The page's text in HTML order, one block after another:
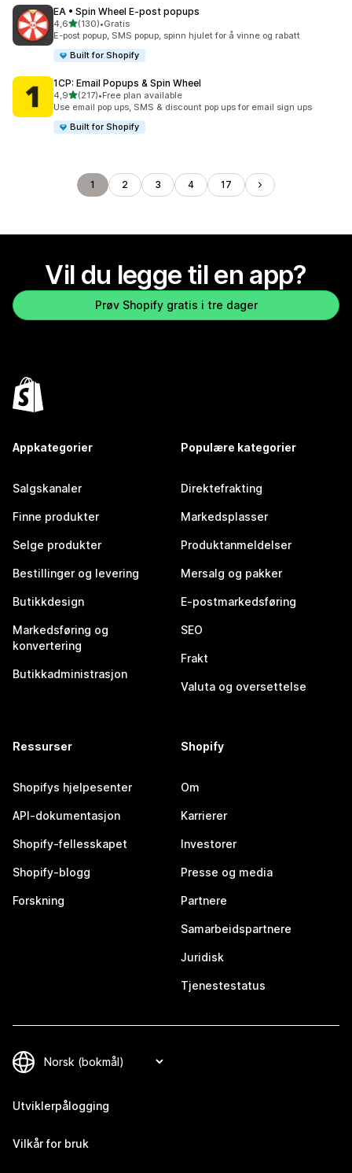
EA • Spin Wheel E‑post popups
4,6av 5 stjerner
(130)
Totalt 130 omtaler
•Gratis
E-post popup, SMS popup, spinn hjulet for å vinne og rabatt
Built for Shopify
1CP: Email Popups & Spin Wheel
4,9av 5 stjerner
(217)
Totalt 217 omtaler
•Free plan available
Use email pop ups, SMS & discount pop ups for email sign ups
Built for Shopify
1 2 3 4 17
Vil du legge til en app?
Prøv Shopify gratis i tre dager
Appkategorier
Salgskanaler
Finne produkter
Selge produkter
Bestillinger og levering
Butikkdesign
Markedsføring og
konvertering
Butikkadministrasjon
Populære kategorier
Direktefrakting
Markedsplasser
Produktanmeldelser
Mersalg og pakker
E-postmarkedsføring
SEO
Frakt
Valuta og oversettelse
Ressurser
Shopifys hjelpesenter
API-dokumentasjon
Shopify-fellesskapet
Shopify-blogg
Forskning
Shopify
Om
Karrierer
Investorer
Presse og media
Partnere
Samarbeidspartnere
Juridisk
Tjenestestatus
Utviklerpålogging
Vilkår for bruk